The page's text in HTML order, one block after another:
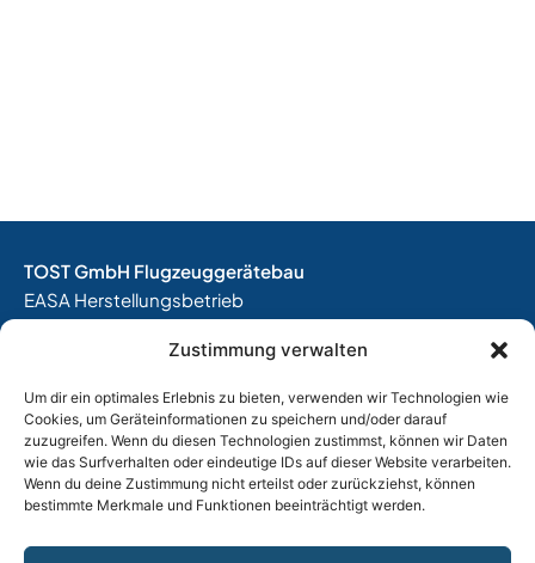
Zustimmung verwalten
Um dir ein optimales Erlebnis zu bieten, verwenden wir Technologien wie
Cookies, um Geräteinformationen zu speichern und/oder darauf
zuzugreifen. Wenn du diesen Technologien zustimmst, können wir Daten
wie das Surfverhalten oder eindeutige IDs auf dieser Website verarbeiten.
Wenn du deine Zustimmung nicht erteilst oder zurückziehst, können
bestimmte Merkmale und Funktionen beeinträchtigt werden.
TOST GmbH Flugzeuggerätebau
EASA Herstellungsbetrieb
Entwicklungsbetrieb
Thalkirchner Straße 62
80337 München
Tel. +49(0)89 544 599 0
E-Mail: info@tost.de